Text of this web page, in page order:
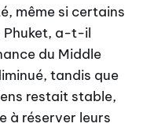
même si certains
Phuket, a-t-il
du Middle
tandis que
restait stable,
à réserver leurs